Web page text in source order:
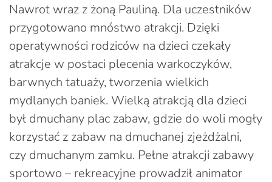
Nawrot wraz z żoną Pauliną. Dla uczestników
przygotowano mnóstwo atrakcji. Dzięki
operatywności rodziców na dzieci czekały
atrakcje w postaci plecenia warkoczyków,
barwnych tatuaży, tworzenia wielkich
mydlanych baniek. Wielką atrakcją dla dzieci
był dmuchany plac zabaw, gdzie do woli mogły
korzystać z zabaw na dmuchanej zjeżdżalni,
czy dmuchanym zamku. Pełne atrakcji zabawy
sportowo – rekreacyjne prowadził animator